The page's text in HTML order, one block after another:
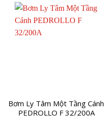
Bơm Ly Tâm Một Tầng Cánh
PEDROLLO F 32/200A